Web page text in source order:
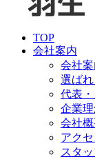
TOP
会社案内
会社
選ば
代表
企業
会社
アク
スタ